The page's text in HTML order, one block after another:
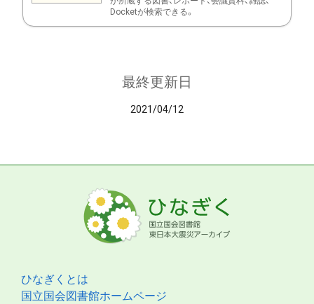
Docketが検索できる。
最終更新日
2021/04/12
ひなぎくとは
国立国会図書館ホームページ